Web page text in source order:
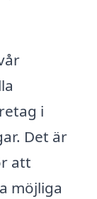
i
Det är
att
möjliga